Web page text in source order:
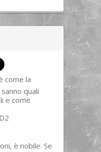
come la
quali
e come
è nobile. Se